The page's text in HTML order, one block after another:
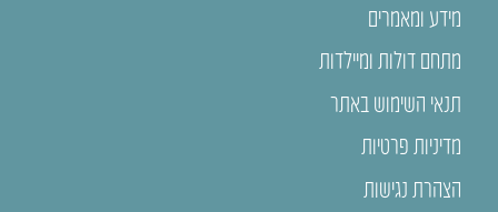
מידע ומאמרים
מתחם דולות ומיילדות
תנאי השימוש באתר
מדיניות פרטיות
הצהרת נגישות